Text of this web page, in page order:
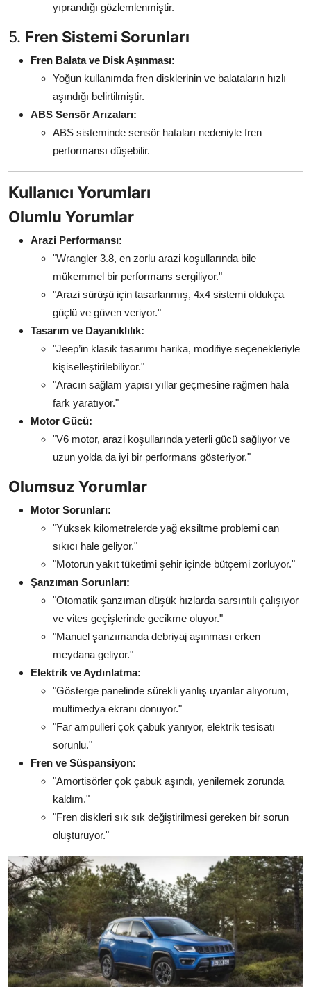
yıprandığı gözlemlenmiştir.
5. Fren Sistemi Sorunları
Fren Balata ve Disk Aşınması:
Yoğun kullanımda fren disklerinin ve balataların hızlı
aşındığı belirtilmiştir.
ABS Sensör Arızaları:
ABS sisteminde sensör hataları nedeniyle fren
performansı düşebilir.
Kullanıcı Yorumları
Olumlu Yorumlar
Arazi Performansı:
"Wrangler 3.8, en zorlu arazi koşullarında bile
mükemmel bir performans sergiliyor."
"Arazi sürüşü için tasarlanmış, 4x4 sistemi oldukça
güçlü ve güven veriyor."
Tasarım ve Dayanıklılık:
"Jeep’in klasik tasarımı harika, modifiye seçenekleriyle
kişiselleştirilebiliyor."
"Aracın sağlam yapısı yıllar geçmesine rağmen hala
fark yaratıyor."
Motor Gücü:
"V6 motor, arazi koşullarında yeterli gücü sağlıyor ve
uzun yolda da iyi bir performans gösteriyor."
Olumsuz Yorumlar
Motor Sorunları:
"Yüksek kilometrelerde yağ eksiltme problemi can
sıkıcı hale geliyor."
"Motorun yakıt tüketimi şehir içinde bütçemi zorluyor."
Şanzıman Sorunları:
"Otomatik şanzıman düşük hızlarda sarsıntılı çalışıyor
ve vites geçişlerinde gecikme oluyor."
"Manuel şanzımanda debriyaj aşınması erken
meydana geliyor."
Elektrik ve Aydınlatma:
"Gösterge panelinde sürekli yanlış uyarılar alıyorum,
multimedya ekranı donuyor."
"Far ampulleri çok çabuk yanıyor, elektrik tesisatı
sorunlu."
Fren ve Süspansiyon:
"Amortisörler çok çabuk aşındı, yenilemek zorunda
kaldım."
"Fren diskleri sık sık değiştirilmesi gereken bir sorun
oluşturuyor."